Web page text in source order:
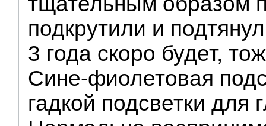
подкрутили и
3 года скоро будет,
Сине-фиолетовая
гадкой подсветки для